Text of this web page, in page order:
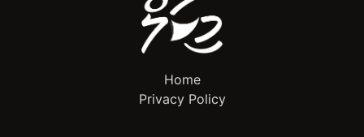
Home
Privacy Policy